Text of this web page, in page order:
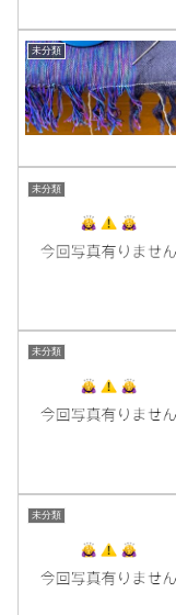
未分類
未分類
未分類
未分類